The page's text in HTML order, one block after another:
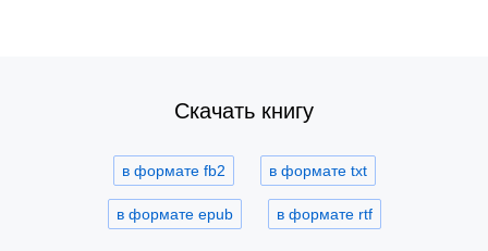
Скачать книгу
в формате fb2 в формате txt
в формате epub в формате rtf